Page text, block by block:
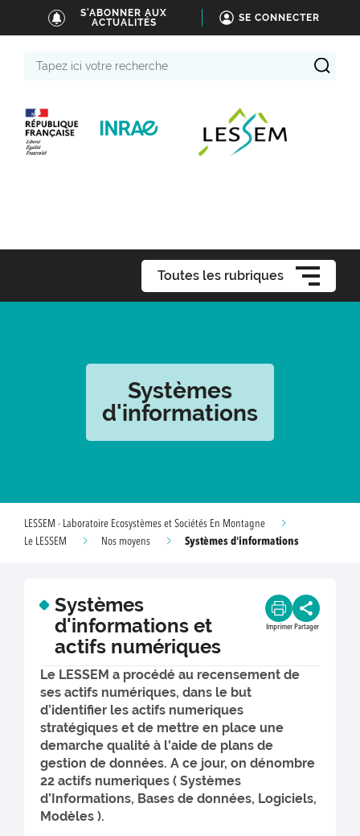
S'ABONNER AUX
ACTUALITÉS
SE CONNECTER
Toutes les rubriques
Systèmes
d'informations
LESSEM - Laboratoire Ecosystèmes et Sociétés En Montagne
Le LESSEM
Nos moyens Systèmes d'informations
Systèmes
d'informations et
actifs numériques
Imprimer Partager
Le LESSEM a procédé au recensement de
ses actifs numériques, dans le but
d’identifier les actifs numeriques
stratégiques et de mettre en place une
demarche qualité à l'aide de plans de
gestion de données. A ce jour, on dénombre
22 actifs numeriques ( Systèmes
d’Informations, Bases de données, Logiciels,
Modèles ).